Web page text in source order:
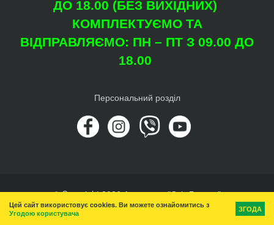
ДО 18.00 (БЕЗ ВИХІДНИХ)
КОМПЛЕКТУЄМО ТА
ВІДПРАВЛЯЄМО: ПН – ПТ З 09.00 ДО
18.00
Персональний розділ
© Copyright 2026 Агроцентр "Світ Рослин"
Вгору
Цей сайт використовує cookies. Ви можете ознайомитись з
Угодою користувача
ЗГОДА